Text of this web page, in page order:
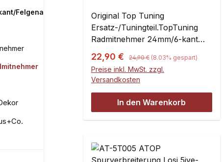
Felgenadapter
Rey / 2.0 und Super Rock
Rey /
Kunststoffachsschenkel
Original Top Tuning
Ersatz-/Tuningteil.TopTuning
Radmitnehmer 24mm/6-kant
werden benötigt, wenn der Losi
Super Baja-Rey und Super
Rock Rey mit Reifen/Felgen der
üblichen 24mm/6-kant
Aufnahmern (wie z.B. Losi 5ive-
T/B; DBXL; HPI-Baja usw.!)
bestückt werden soll.Die original
Rey 20mm/6-Kantmitnehmer (#
LOS252077) werden dann
Verkaufspreis:
22,90 € Regulärer Preis:
24,90 € (8.03% gespart)
Preise inkl. MwSt. zzgl.
Versandkosten
In den Warenkorb